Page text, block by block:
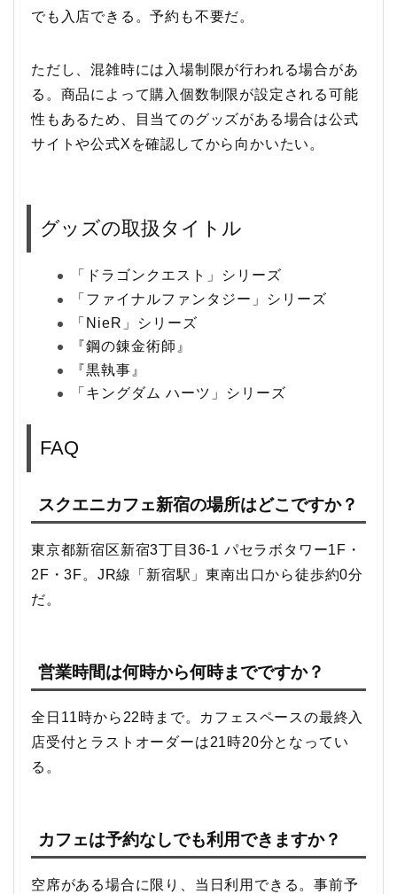
でも入店できる。予約も不要だ。
ただし、混雑時には入場制限が行われる場合があ
る。商品によって購入個数制限が設定される可能
性もあるため、目当てのグッズがある場合は公式
サイトや公式Xを確認してから向かいたい。
グッズの取扱タイトル
「ドラゴンクエスト」シリーズ
「ファイナルファンタジー」シリーズ
「NieR」シリーズ
『鋼の錬金術師』
『黒執事』
「キングダム ハーツ」シリーズ
FAQ
スクエニカフェ新宿の場所はどこですか？
東京都新宿区新宿3丁目36-1 パセラボタワー1F・
2F・3F。JR線「新宿駅」東南出口から徒歩約0分
だ。
営業時間は何時から何時までですか？
全日11時から22時まで。カフェスペースの最終入
店受付とラストオーダーは21時20分となってい
る。
カフェは予約なしでも利用できますか？
空席がある場合に限り、当日利用できる。事前予